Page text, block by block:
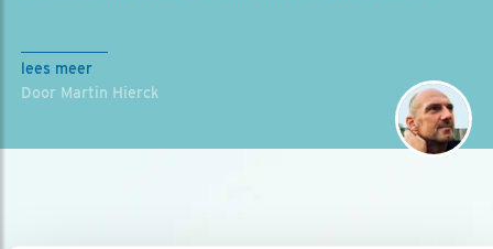
lees meer
Door Martin Hierck